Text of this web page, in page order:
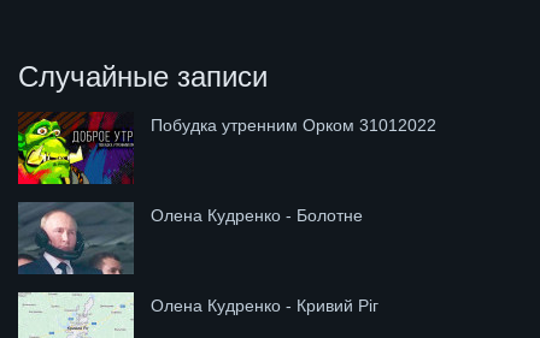
Случайные записи
Побудка утренним Орком 31012022
Олена Кудренко - Болотне
Олена Кудренко - Кривий Ріг